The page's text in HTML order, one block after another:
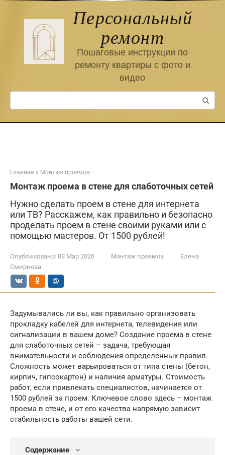
Персональный
ремонт
Пошаговые инструкции по
ремонту квартиры с фото и
видео
Поиск:
Главная » Монтаж проемов
Монтаж проема в стене для слаботочных сетей
Нужно сделать проем в стене для интернета
или ТВ? Расскажем, как правильно и безопасно
проделать проем в стене своими руками или с
помощью мастеров. От 1500 рублей!
Опубликовано: 03 Мар 2026 Монтаж проемов
Елена
Смирнова
Задумывались ли вы, как правильно организовать
прокладку кабелей для интернета, телевидения или
сигнализации в вашем доме? Создание проема в стене
для слаботочных сетей – задача, требующая
внимательности и соблюдения определенных правил.
Сложность может варьироваться от типа стены (бетон,
кирпич, гипсокартон) и наличия арматуры. Стоимость
работ, если привлекать специалистов, начинается от
1500 рублей за проем. Ключевое слово здесь – монтаж
проема в стене, и от его качества напрямую зависит
стабильность работы вашей сети.
Содержание